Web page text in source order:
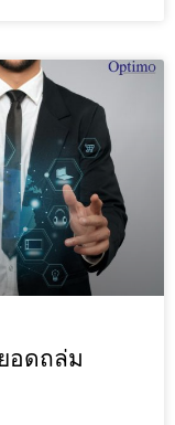
อดถล่ม